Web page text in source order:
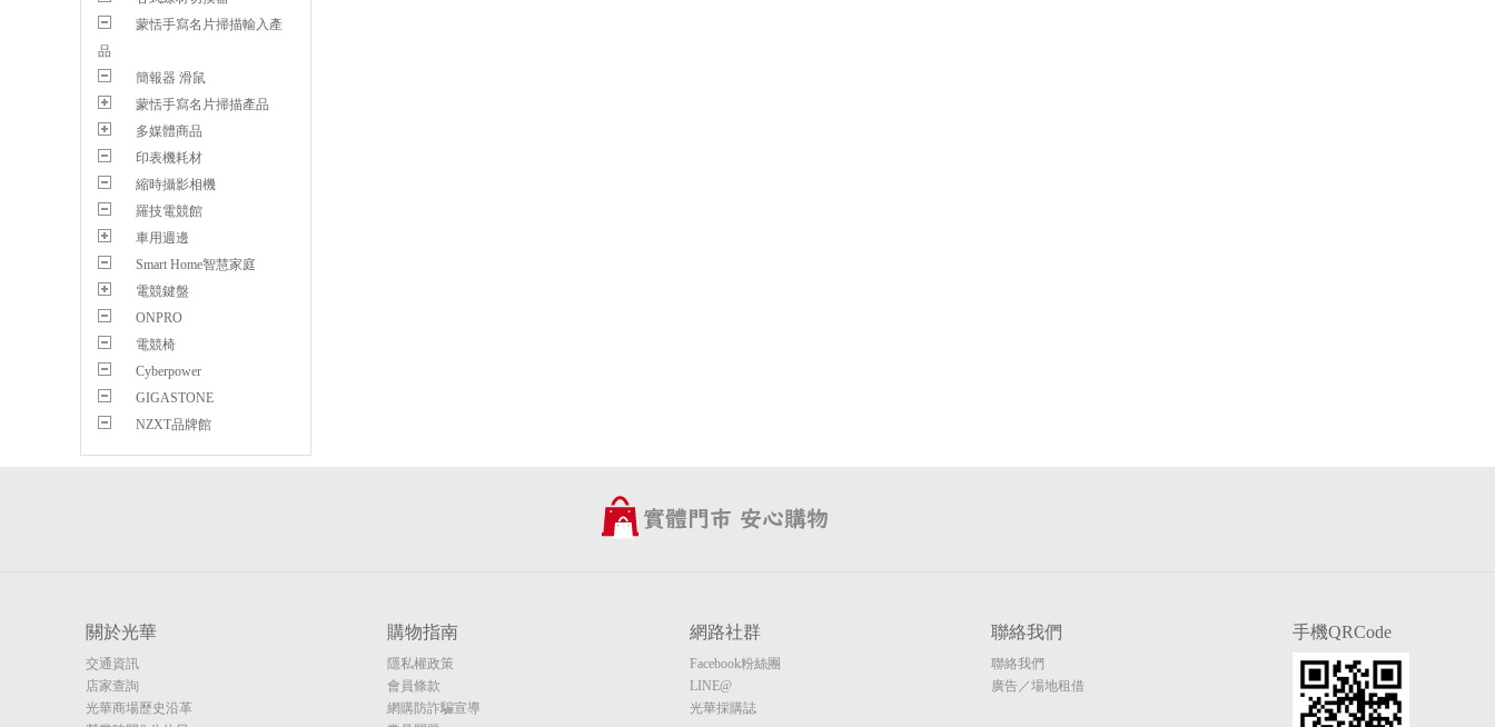
蒙恬手寫名片掃描輸入產
品
簡報器 滑鼠
蒙恬手寫名片掃描產品
多媒體商品
印表機耗材
縮時攝影相機
羅技電競館
車用週邊
Smart Home智慧家庭
電競鍵盤
ONPRO
電競椅
Cyberpower
GIGASTONE
NZXT品牌館
關於光華
交通資訊
店家查詢
光華商場歷史沿革
購物指南
隱私權政策
會員條款
網購防詐騙宣導
網路社群
Facebook粉絲團
LINE@
光華採購誌
聯絡我們
聯絡我們
廣告／場地租借
手機QRCode